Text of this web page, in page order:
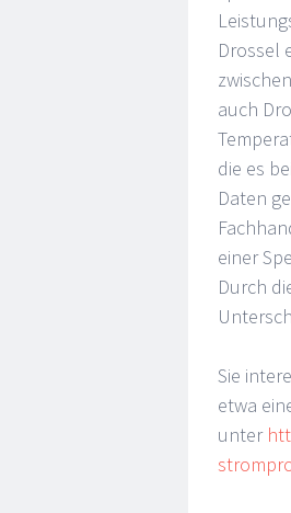
Drossel
auch
die es
Daten
einer
Durch
Sie
etwa
unter